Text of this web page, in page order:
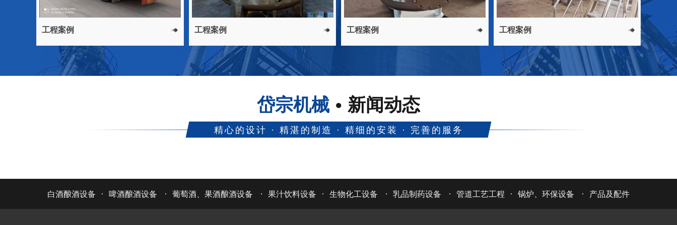
工程案例  工程案例  工程案例  工程案例  工程
岱宗机械 新闻动态
精心的设计 · 精湛的制造 · 精细的安装 · 完善的服务
白酒酿酒设备 · 啤酒酿酒设备 · 葡萄酒、果酒酿酒设备 · 果汁饮料设备 · 生物化工设备 · 乳品制药设备 · 管道工艺工程 · 锅炉、环保设备 · 产品及配件